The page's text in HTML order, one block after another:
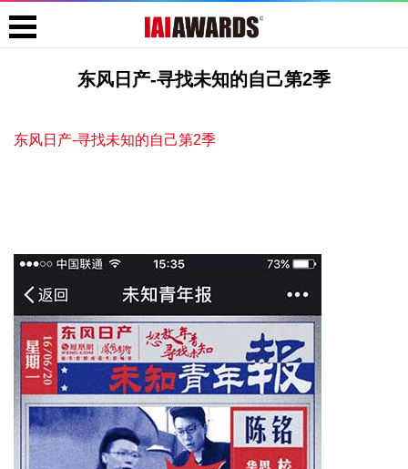
东风日产-寻找未知的自己第2季
东风日产-寻找未知的自己第2季